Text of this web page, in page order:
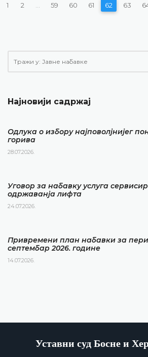
1 2 59 60 61 62 63
Најновији садржај
Одлука о избору најповолјнијег
горива
28.07.2026.
Уговор за набавку услуга
одржаванја лифта
24.07.2026.
Привремени план набавки за
септембар 2026. године
14.07.2026.
Уставни суд Босне и